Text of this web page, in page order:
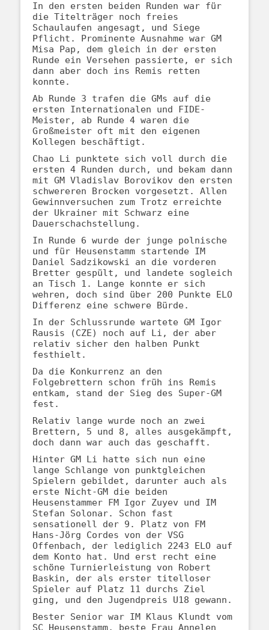
In den ersten beiden Runden war für
die Titelträger noch freies
Schaulaufen angesagt, und Siege
Pflicht. Prominente Ausnahme war GM
Misa Pap, dem gleich in der ersten
Runde ein Versehen passierte, er sich
dann aber doch ins Remis retten
konnte.
Ab Runde 3 trafen die GMs auf die
ersten Internationalen und FIDE-
Meister, ab Runde 4 waren die
Großmeister oft mit den eigenen
Kollegen beschäftigt.
Chao Li punktete sich voll durch die
ersten 4 Runden durch, und bekam dann
mit GM Vladislav Borovikov den ersten
schwereren Brocken vorgesetzt. Allen
Gewinnversuchen zum Trotz erreichte
der Ukrainer mit Schwarz eine
Dauerschachstellung.
In Runde 6 wurde der junge polnische
und für Heusenstamm startende IM
Daniel Sadzikowski an die vorderen
Bretter gespült, und landete sogleich
an Tisch 1. Lange konnte er sich
wehren, doch sind über 200 Punkte ELO
Differenz eine schwere Bürde.
In der Schlussrunde wartete GM Igor
Rausis (CZE) noch auf Li, der aber
relativ sicher den halben Punkt
festhielt.
Da die Konkurrenz an den
Folgebrettern schon früh ins Remis
entkam, stand der Sieg des Super-GM
fest.
Relativ lange wurde noch an zwei
Brettern, 5 und 8, alles ausgekämpft,
doch dann war auch das geschafft.
Hinter GM Li hatte sich nun eine
lange Schlange von punktgleichen
Spielern gebildet, darunter auch als
erste Nicht-GM die beiden
Heusenstammer FM Igor Zuyev und IM
Stefan Solonar. Schon fast
sensationell der 9. Platz von FM
Hans-Jörg Cordes von der VSG
Offenbach, der lediglich 2243 ELO auf
dem Konto hat. Und erst recht eine
schöne Turnierleistung von Robert
Baskin, der als erster titelloser
Spieler auf Platz 11 durchs Ziel
ging, und den Jugendpreis U18 gewann.
Bester Senior war IM Klaus Klundt vom
SC Heusenstamm, beste Frau Annelen